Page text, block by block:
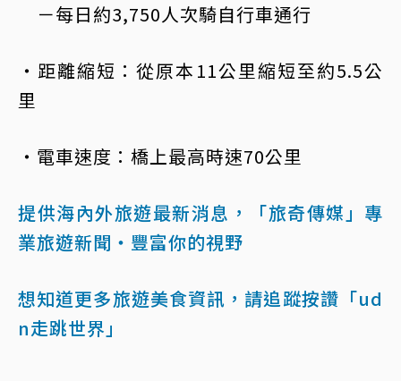
－每日約3,750人次騎自行車通行
・距離縮短：從原本11公里縮短至約5.5公
里
・電車速度：橋上最高時速70公里
提供海內外旅遊最新消息，「旅奇傳媒」專
業旅遊新聞‧豐富你的視野
想知道更多旅遊美食資訊，請追蹤按讚「ud
n走跳世界」